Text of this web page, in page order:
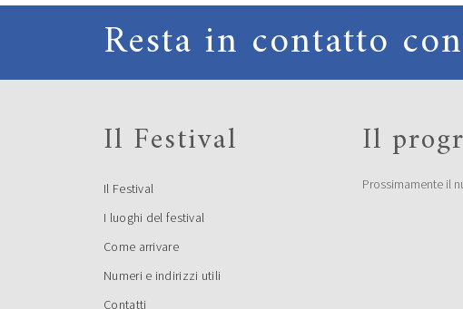
Resta in contatto
Il Festival
Il Festival
I luoghi del festival
Come arrivare
Numeri e indirizzi utili
Contatti
Il
Prossimamente il